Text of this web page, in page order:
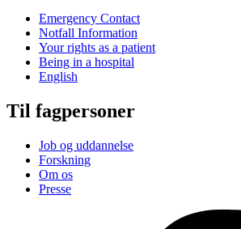
Emergency Contact
Notfall Information
Your rights as a patient
Being in a hospital
English
Til fagpersoner
Job og uddannelse
Forskning
Om os
Presse